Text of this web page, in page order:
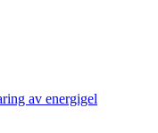
av energigel